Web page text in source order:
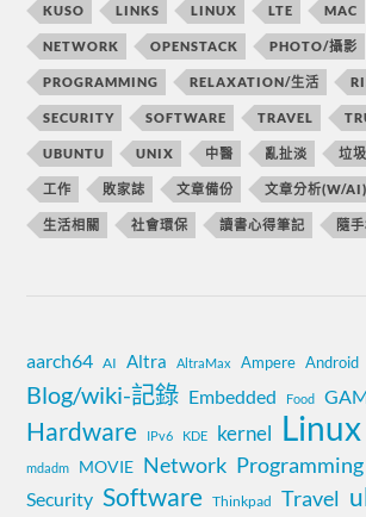
KUSO LINKS LINUX LTE MAC
NETWORK OPENSTACK PHOTO/攝影
PROGRAMMING RELAXATION/生活
SECURITY SOFTWARE TRAVEL
UBUNTU UNIX 中醫 亂扯淡 垃
工作 敗家誌 文章備份 文章分析(W/AI)
生活相關 社會環保 讀書心得筆記 隨
aarch64 AI Altra AltraMax Ampere Android
Blog/wiki-記錄 Embedded Food
Hardware IPv6 KDE kernel Linux
mdadm MOVIE Network Programming
Security Software Thinkpad Travel